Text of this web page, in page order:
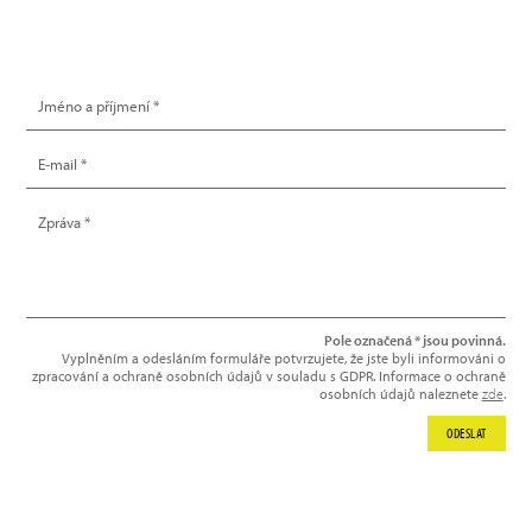
Pole označená * jsou povinná.
Vyplněním a odesláním formuláře potvrzujete, že jste byli informováni o
zpracování a ochraně osobních údajů v souladu s GDPR. Informace o ochraně
osobních údajů naleznete zde.
ODESLAT